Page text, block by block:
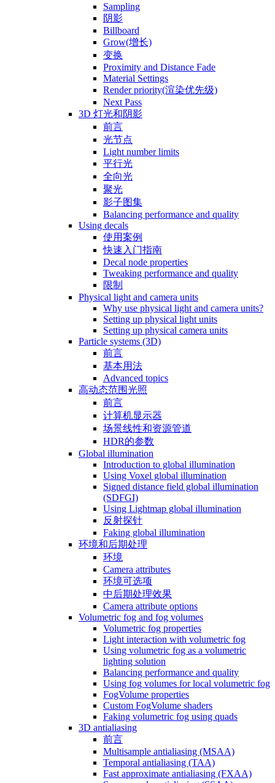
Sampling
阴影
Billboard
Grow(增长)
变换
Proximity and Distance Fade
Material Settings
Render priority(渲染优先级)
Next Pass
3D 灯光和阴影
前言
光节点
Light number limits
平行光
全向光
聚光
影子图集
Balancing performance and quality
Using decals
使用案例
快速入门指南
Decal node properties
Tweaking performance and quality
限制
Physical light and camera units
Why use physical light and camera units?
Setting up physical light units
Setting up physical camera units
Particle systems (3D)
前言
基本用法
Advanced topics
高动态范围光照
前言
计算机显示器
场景线性和资源管道
HDR的参数
Global illumination
Introduction to global illumination
Using Voxel global illumination
Signed distance field global illumination
(SDFGI)
Using Lightmap global illumination
反射探针
Faking global illumination
环境和后期处理
环境
Camera attributes
环境可选项
中后期处理效果
Camera attribute options
Volumetric fog and fog volumes
Volumetric fog properties
Light interaction with volumetric fog
Using volumetric fog as a volumetric
lighting solution
Balancing performance and quality
Using fog volumes for local volumetric fog
FogVolume properties
Custom FogVolume shaders
Faking volumetric fog using quads
3D antialiasing
前言
Multisample antialiasing (MSAA)
Temporal antialiasing (TAA)
Fast approximate antialiasing (FXAA)